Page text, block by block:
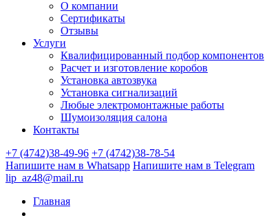
О компании
Сертификаты
Отзывы
Услуги
Квалифицированный подбор компонентов
Расчет и изготовление коробов
Установка автозвука
Установка сигнализаций
Любые электромонтажные работы
Шумоизоляция салона
Контакты
+7 (4742)38-49-96 +7 (4742)38-78-54
Напишите нам в Whatsapp Напишите нам в Telegram
lip_az48@mail.ru
Главная